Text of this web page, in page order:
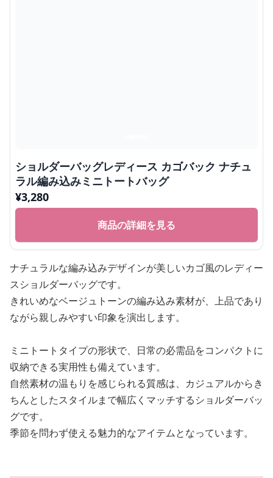
ショルダーバッグレディース カゴバック ナチュ
ラル編み込みミニトートバッグ
¥3,280
商品の詳細を見る
ナチュラルな編み込みデザインが美しいカゴ風のレディー
スショルダーバッグです。
きれいめなベージュトーンの編み込み素材が、上品であり
ながら親しみやすい印象を演出します。
ミニトートタイプの形状で、日常の必需品をコンパクトに
収納できる実用性も備えています。
自然素材の温もりを感じられる質感は、カジュアルからき
ちんとしたスタイルまで幅広くマッチするショルダーバッ
グです。
季節を問わず使える魅力的なアイテムとなっています。